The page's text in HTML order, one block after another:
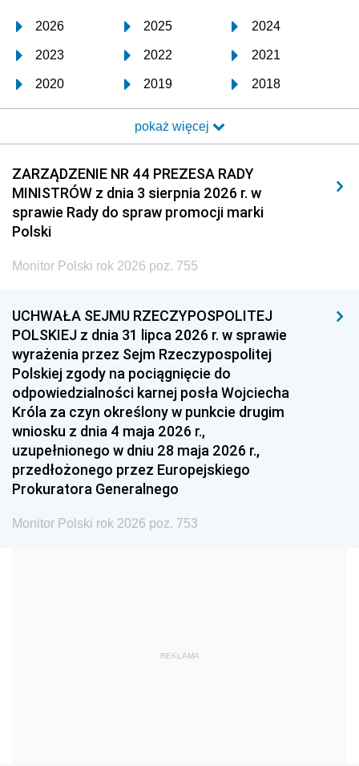
2026 2025 2024
2023 2022 2021
2020 2019 2018
2017 2016 2015
2014 2013 2012
2011 2010 2009
2008 2007 2006
2005
1996 1995 1994
1993 1992 1991
1990 1989
1987 1986 1985
1984 1983
1981 1980 1979
1978 1977
1975 1974
1959
pokaż więcej
ZARZĄDZENIE NR 44 PREZESA RADY
MINISTRÓW z dnia 3 sierpnia 2026 r. w
sprawie Rady do spraw promocji marki
Polski
Monitor Polski rok 2026 poz. 755
UCHWAŁA SEJMU RZECZYPOSPOLITEJ
POLSKIEJ z dnia 31 lipca 2026 r. w sprawie
wyrażenia przez Sejm Rzeczypospolitej
Polskiej zgody na pociągnięcie do
odpowiedzialności karnej posła Wojciecha
Króla za czyn określony w punkcie drugim
wniosku z dnia 4 maja 2026 r.,
uzupełnionego w dniu 28 maja 2026 r.,
przedłożonego przez Europejskiego
Prokuratora Generalnego
Monitor Polski rok 2026 poz. 753
REKLAMA